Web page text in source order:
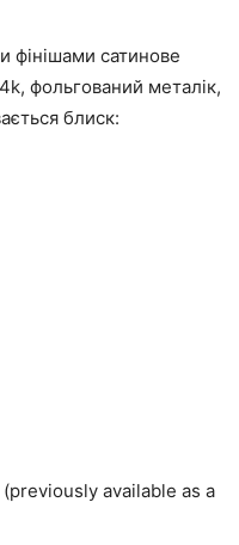
фінішами сатинове
фольгований металік,
блиск:
available as a